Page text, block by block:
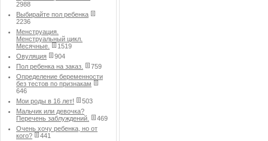
2988
Выбирайте пол ребенка
2236
Менструация.
Менструальный цикл.
Месячные.
1519
Овуляция
904
Пол ребенка на заказ.
759
Определение беременности
без тестов по признакам
646
Мои роды в 16 лет!
503
Мальчик или девочка?
Перечень заблуждений.
469
Очень хочу ребенка, но от
кого?
441